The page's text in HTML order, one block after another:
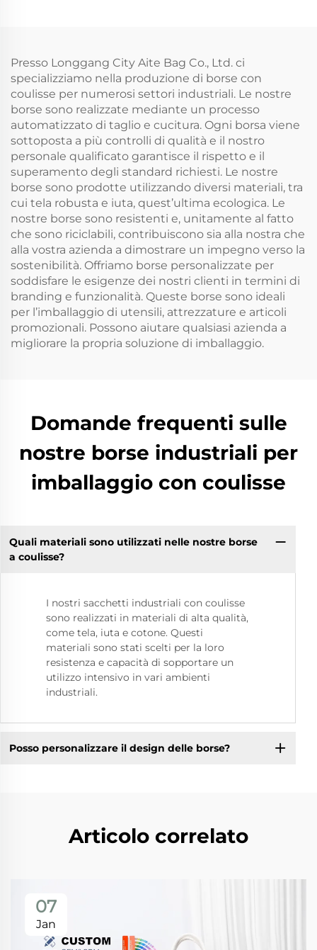
all'ingrosso cosmetici
bianca con doppio
cordino per gioielli
Presso Longgang City Aite Bag Co., Ltd. ci
specializziamo nella produzione di borse con
coulisse per numerosi settori industriali. Le nostre
borse sono realizzate mediante un processo
automatizzato di taglio e cucitura. Ogni borsa viene
sottoposta a più controlli di qualità e il nostro
personale qualificato garantisce il rispetto e il
superamento degli standard richiesti. Le nostre
borse sono prodotte utilizzando diversi materiali, tra
cui tela robusta e iuta, quest’ultima ecologica. Le
nostre borse sono resistenti e, unitamente al fatto
che sono riciclabili, contribuiscono sia alla nostra che
alla vostra azienda a dimostrare un impegno verso la
sostenibilità. Offriamo borse personalizzate per
soddisfare le esigenze dei nostri clienti in termini di
branding e funzionalità. Queste borse sono ideali
per l’imballaggio di utensili, attrezzature e articoli
promozionali. Possono aiutare qualsiasi azienda a
migliorare la propria soluzione di imballaggio.
Domande frequenti sulle
nostre borse industriali per
imballaggio con coulisse
Quali materiali sono utilizzati nelle nostre borse
a coulisse?
I nostri sacchetti industriali con coulisse
sono realizzati in materiali di alta qualità,
come tela, iuta e cotone. Questi
materiali sono stati scelti per la loro
resistenza e capacità di sopportare un
utilizzo intensivo in vari ambienti
industriali.
Posso personalizzare il design delle borse?
Articolo correlato
07
Jan